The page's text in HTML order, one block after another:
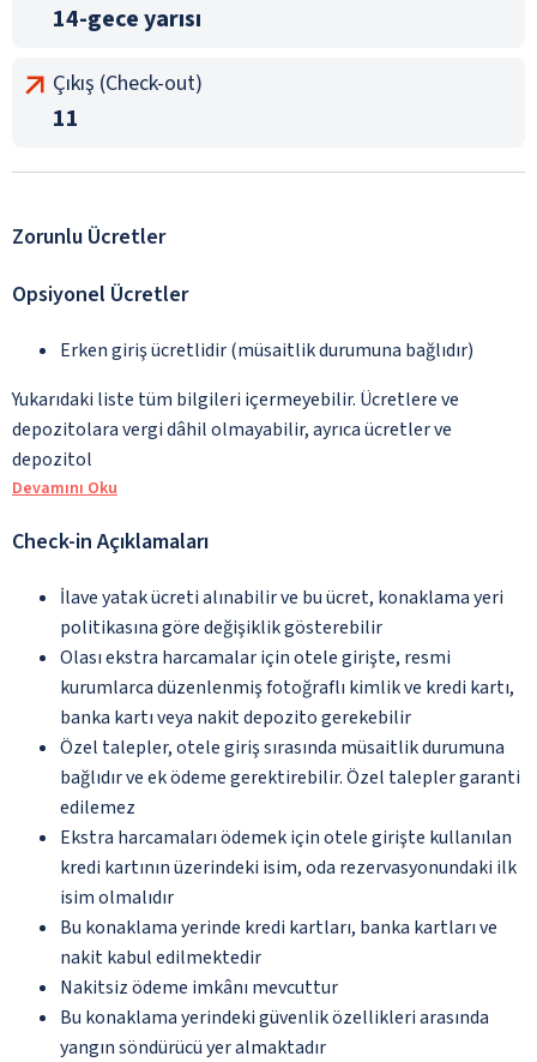
14-gece yarısı
Çıkış (Check-out)
11
Zorunlu Ücretler
Opsiyonel Ücretler
Erken giriş ücretlidir (müsaitlik durumuna bağlıdır)
Yukarıdaki liste tüm bilgileri içermeyebilir. Ücretlere ve
depozitolara vergi dâhil olmayabilir, ayrıca ücretler ve
depozitol
Devamını Oku
Check-in Açıklamaları
İlave yatak ücreti alınabilir ve bu ücret, konaklama yeri
politikasına göre değişiklik gösterebilir
Olası ekstra harcamalar için otele girişte, resmi
kurumlarca düzenlenmiş fotoğraflı kimlik ve kredi kartı,
banka kartı veya nakit depozito gerekebilir
Özel talepler, otele giriş sırasında müsaitlik durumuna
bağlıdır ve ek ödeme gerektirebilir. Özel talepler garanti
edilemez
Ekstra harcamaları ödemek için otele girişte kullanılan
kredi kartının üzerindeki isim, oda rezervasyonundaki ilk
isim olmalıdır
Bu konaklama yerinde kredi kartları, banka kartları ve
nakit kabul edilmektedir
Nakitsiz ödeme imkânı mevcuttur
Bu konaklama yerindeki güvenlik özellikleri arasında
yangın söndürücü yer almaktadır